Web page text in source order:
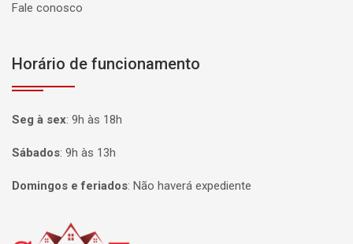
Fale conosco
Horário de funcionamento
Seg à sex: 9h às 18h
Sábados: 9h às 13h
Domingos e feriados: Não haverá expediente
Página inicial